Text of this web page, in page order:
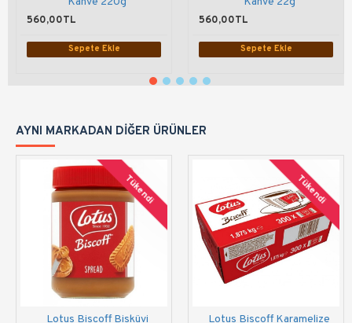
560,00TL
Sepete Ekle
560,00TL
Sepete Ekle
AYNI MARKADAN DIĞER ÜRÜNLER
Tükendi
Lotus Biscoff Bisküvi
Tükendi
Lotus Biscoff Karamelize